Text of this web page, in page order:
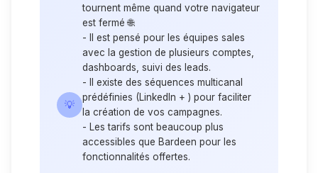
💡
tournent même quand votre navigateur
est fermé 🌐.
- Il est pensé pour les équipes sales
avec la gestion de plusieurs comptes,
dashboards, suivi des leads.
- Il existe des séquences multicanal
prédéfinies (LinkedIn + ) pour faciliter
la création de vos campagnes.
- Les tarifs sont beaucoup plus
accessibles que Bardeen pour les
fonctionnalités offertes.